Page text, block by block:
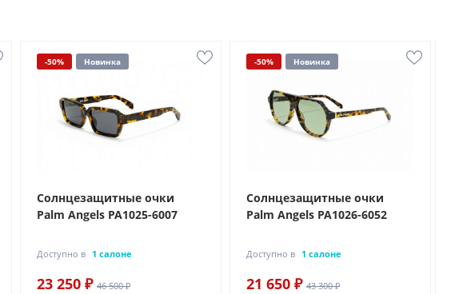
-50% Новинка
Солнцезащитные очки
Palm Angels PA1025-6007
Доступно в 1 салоне
23 250 ₽ 46 500 ₽
-50% Новинка
Солнцезащитные очки
Palm Angels PA1026-6052
Доступно в 1 салоне
21 650 ₽ 43 300 ₽